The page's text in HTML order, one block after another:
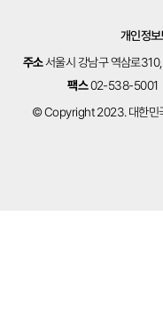
개인정
주소서울시 강남구 역삼로
팩스02-538-5001
© Copyright 2023. 대한민